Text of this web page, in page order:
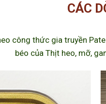
CÁC
công thức gia truyền
béo của Thịt heo, mỡ,